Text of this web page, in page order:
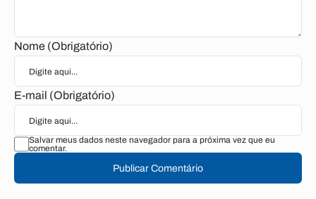
Nome (Obrigatório)
E-mail (Obrigatório)
Salvar meus dados neste navegador para a próxima vez que eu
comentar.
Publicar Comentário